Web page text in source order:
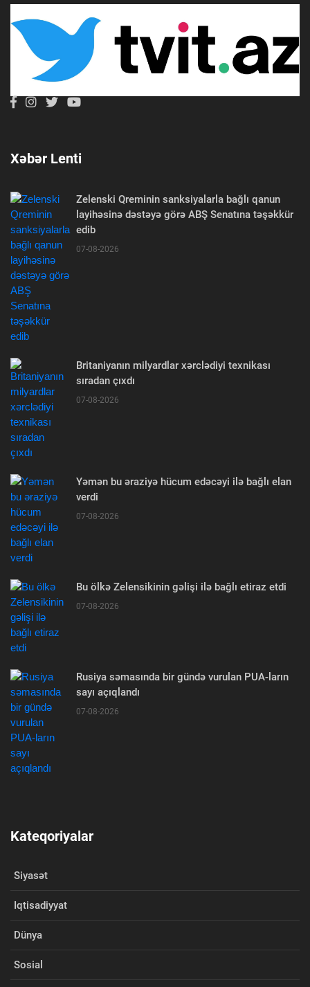
Xəbər Lenti
Zelenski Qreminin sanksiyalarla bağlı qanun
layihəsinə dəstəyə görə ABŞ Senatına təşəkkür
edib
07-08-2026
Britaniyanın milyardlar xərclədiyi texnikası
sıradan çıxdı
07-08-2026
Yəmən bu əraziyə hücum edəcəyi ilə bağlı elan
verdi
07-08-2026
Bu ölkə Zelensikinin gəlişi ilə bağlı etiraz etdi
07-08-2026
Rusiya səmasında bir gündə vurulan PUA-ların
sayı açıqlandı
07-08-2026
Kateqoriyalar
Siyasət
Iqtisadiyyat
Dünya
Sosial